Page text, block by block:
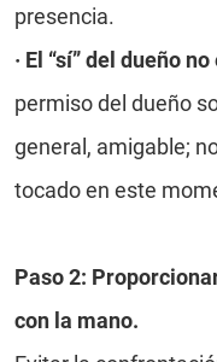
presencia.
· El “sí” del dueño
permiso del dueño
general, amigable;
tocado en este
Paso 2:
con la mano.